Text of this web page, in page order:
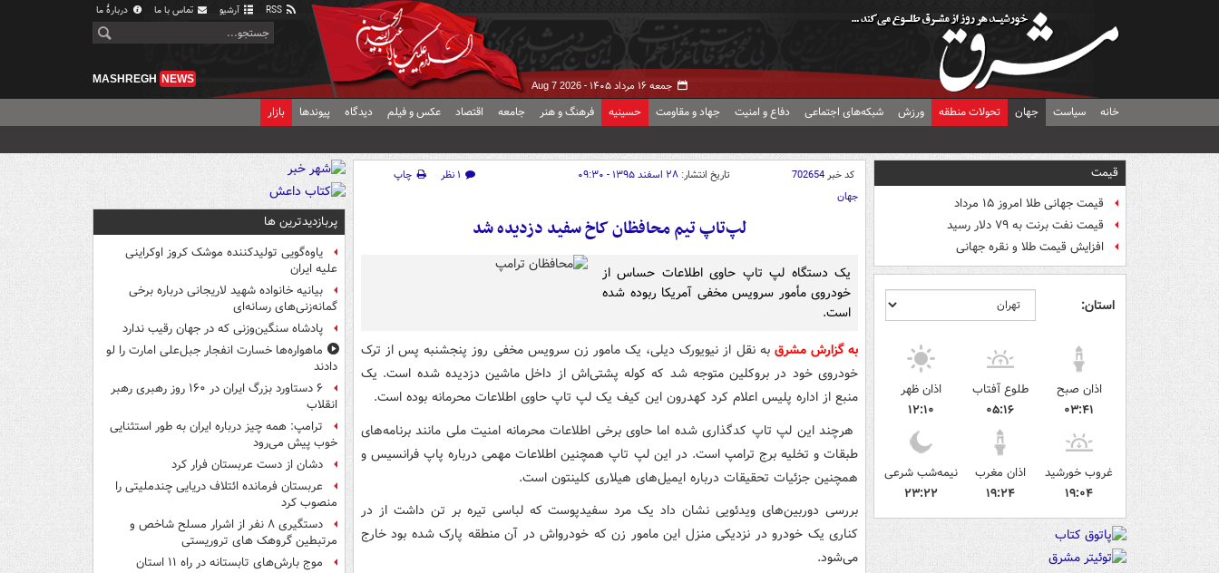
آرشیو تماس با ما دربارهٔ ما
جمعه ۱۶ مرداد ۱۴۰۵ - Aug 7 2026
MASHREGH NEWS
خانه سیاست جهان تحولات منطقه ورزش شبکه‌های اجتماعی دفاع و امنیت جهاد و مقاومت حسینیه فرهنگ و هنر جامعه اقتصاد عکس و فیلم دیدگاه پیوندها بازار
قیمت
قیمت جهانی طلا امروز ۱۵ مرداد
قیمت نفت برنت به ۷۹ دلار رسید
افزایش قیمت طلا و نقره جهانی
استان:
اذان صبح
۰۳:۴۱
طلوع آفتاب
۰۵:۱۶
اذان ظهر
۱۲:۱۰
غروب خورشید
۱۹:۰۴
اذان مغرب
۱۹:۲۴
نیمه‌شب شرعی
۲۳:۲۲
کد خبر702654 تاریخ انتشار: ۲۸ اسفند ۱۳۹۵ - ۰۹:۳۰ ۱ نظر
چاپ
جهان
لپ‌تاپ تیم محافظان کاخ سفید دزدیده شد
یک دستگاه لپ تاپ حاوی اطلاعات حساس از
خودروی مأمور سرویس مخفی آمریکا ربوده شده
است.
به گزارش مشرقبه نقل از نیویورک دیلی، یک مامور زن سرویس مخفی روز پنجشنبه پس از ترک
خودروی خود در بروکلین متوجه شد که کوله پشتی‌اش از داخل ماشین دزدیده شده است. یک
منبع از اداره پلیس اعلام کرد کهدرون این کیف یک لپ‌ تاپ حاوی اطلاعات محرمانه بوده است.
هرچند این لپ‌ تاپ کدگذاری شده اما حاوی برخی اطلاعات محرمانه امنیت ملی مانند برنامه‌های
طبقات و تخلیه برج ترامپ است. در این لپ تاپ همچنین اطلاعات مهمی درباره پاپ فرانسیس و
همچنین جزئیات تحقیقات درباره ایمیل‌های هیلاری کلینتون است.
بررسی دوربین‌های ویدئویی نشان داد یک مرد سفیدپوست که لباسی تیره بر تن داشت از در
کناری یک خودرو در نزدیکی منزل این مامور زن که خودرواش در آن منطقه پارک شده بود خارج
می‌شود.
پربازدیدترین ها
یاوه‌گویی تولیدکننده موشک کروز اوکراینی
علیه ایران
بیانیه خانواده شهید لاریجانی درباره برخی
گمانه‌زنی‌های رسانه‌ای
پادشاه سنگین‌وزنی که در جهان رقیب ندارد
ماهواره‌ها خسارت انفجار جبل‌علی امارت را لو
دادند
۶ دستاورد بزرگ ایران در ۱۶۰ روز رهبری رهبر
انقلاب
ترامپ: همه چیز درباره ایران به طور استثنایی
خوب پیش می‌رود
دشان از دست عربستان فرار کرد
عربستان فرمانده ائتلاف دریایی چندملیتی را
منصوب کرد
دستگیری ۸ نفر از اشرار مسلح شاخص و
مرتبطین گروهک های تروریستی
موج بارش‌های تابستانه در راه ۱۱ استان